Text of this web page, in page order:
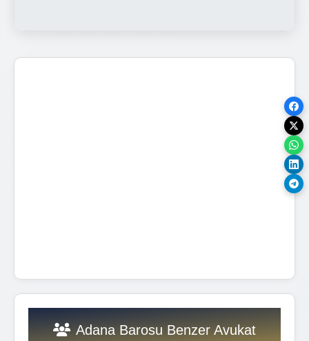
Adana Barosu Benzer Avukat